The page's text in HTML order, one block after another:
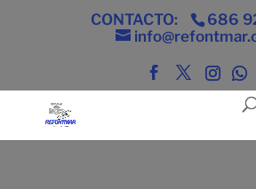
CONTACTO:
686